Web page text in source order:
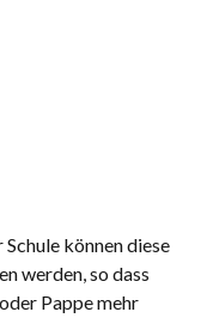
können diese
werden, so dass
Pappe mehr